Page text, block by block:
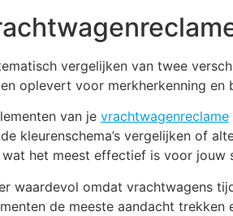
vergelijken van twee
oplevert voor merkherkenning en
van je vrachtwagenreclame
kleurenschema’s vergelijken of
het meest effectief is voor jouw
waardevol omdat vrachtwagens
de meeste aandacht